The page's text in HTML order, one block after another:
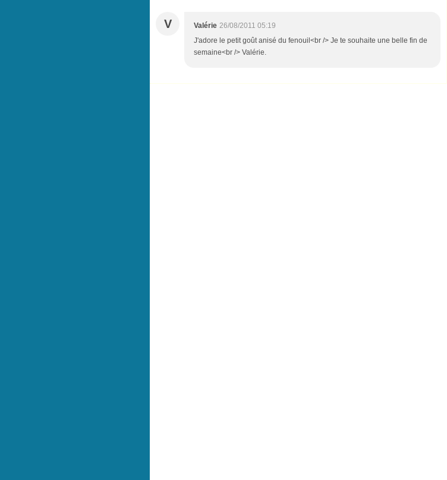
V Valérie 26/08/2011 05:19
J'adore le petit goût anisé du fenouil<br /> Je te souhaite une belle fin de
semaine<br /> Valérie.